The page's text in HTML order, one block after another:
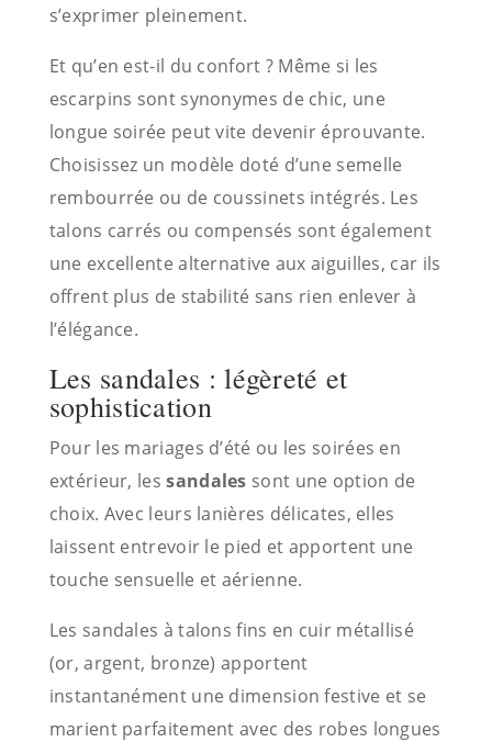
s’exprimer pleinement.
Et qu’en est-il du confort ? Même si les
escarpins sont synonymes de chic, une
longue soirée peut vite devenir éprouvante.
Choisissez un modèle doté d’une semelle
rembourrée ou de coussinets intégrés. Les
talons carrés ou compensés sont également
une excellente alternative aux aiguilles, car ils
offrent plus de stabilité sans rien enlever à
l’élégance.
Les sandales : légèreté et
sophistication
Pour les mariages d’été ou les soirées en
extérieur, lessandales sont une option de
choix. Avec leurs lanières délicates, elles
laissent entrevoir le pied et apportent une
touche sensuelle et aérienne.
Les sandales à talons fins en cuir métallisé
(or, argent, bronze) apportent
instantanément une dimension festive et se
marient parfaitement avec des robes longues